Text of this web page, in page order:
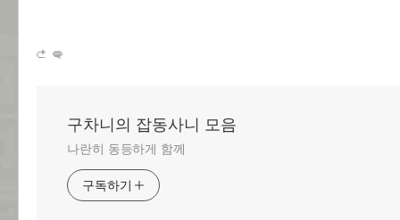
구차니의 잡동사니 모음
나란히 동등하게 함께
구독하기